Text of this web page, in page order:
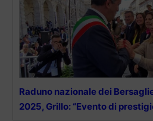
Raduno nazionale dei
2025, Grillo: “Evento di